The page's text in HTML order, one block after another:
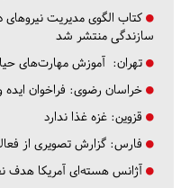
کتاب الگوی مدیریت
سازندگی منتشر شد
تهران: آموزش مهارت‌های
خراسان رضوی: فراخوان
قزوین: غزه غذا ندارد
فارس: گزارش تصویری از
آژانس هسته‌ای آمریکا هدف